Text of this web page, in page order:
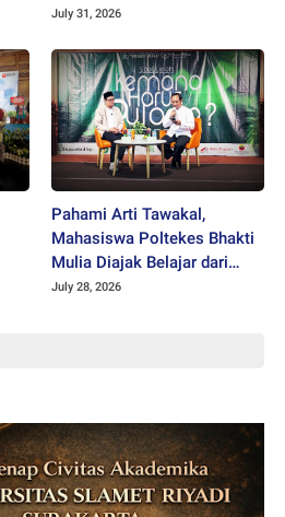
Balita Sleman
July 31, 2026
Pahami Arti Tawakal,
Mahasiswa Poltekes Bhakti
Mulia Diajak Belajar dari
Cicak
July 28, 2026